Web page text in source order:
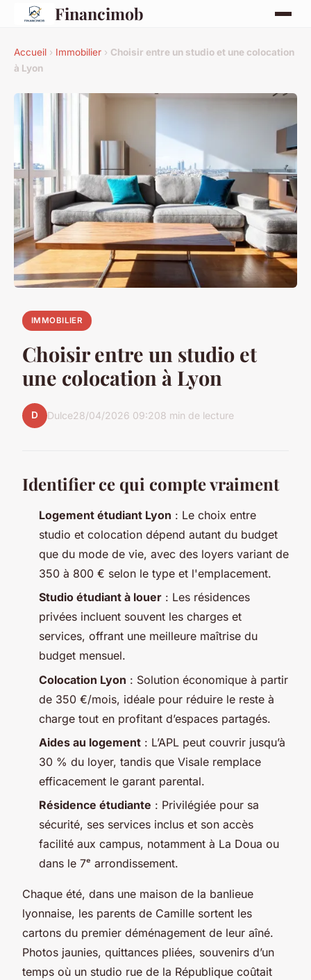
Financimob
Accueil › Immobilier › Choisir entre un studio et une colocation
à Lyon
IMMOBILIER
Choisir entre un studio et
une colocation à Lyon
D Dulce28/04/2026 09:208 min de lecture
Identifier ce qui compte vraiment
Logement étudiant Lyon : Le choix entre
studio et colocation dépend autant du budget
que du mode de vie, avec des loyers variant de
350 à 800 € selon le type et l'emplacement.
Studio étudiant à louer : Les résidences
privées incluent souvent les charges et
services, offrant une meilleure maîtrise du
budget mensuel.
Colocation Lyon : Solution économique à partir
de 350 €/mois, idéale pour réduire le reste à
charge tout en profitant d’espaces partagés.
Aides au logement : L’APL peut couvrir jusqu’à
30 % du loyer, tandis que Visale remplace
efficacement le garant parental.
Résidence étudiante : Privilégiée pour sa
sécurité, ses services inclus et son accès
facilité aux campus, notamment à La Doua ou
dans le 7ᵉ arrondissement.
Chaque été, dans une maison de la banlieue
lyonnaise, les parents de Camille sortent les
cartons du premier déménagement de leur aîné.
Photos jaunies, quittances pliées, souvenirs d’un
temps où un studio rue de la République coûtait